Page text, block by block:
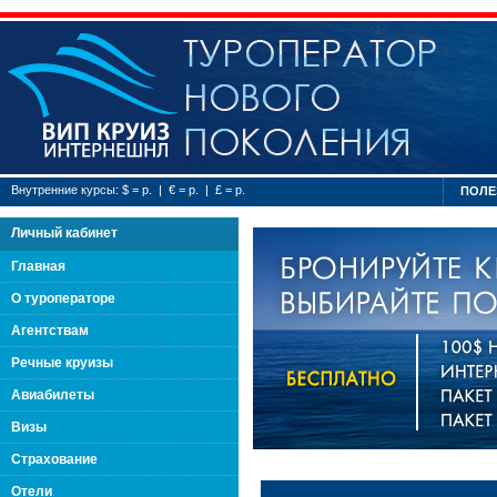
Туроператор нового
Внутренние курсы: $ = р. | € = р. | £ = р.
Личный кабинет
Главная
О туроператоре
Агентствам
Речные круизы
Авиабилеты
Визы
Страхование
Отели